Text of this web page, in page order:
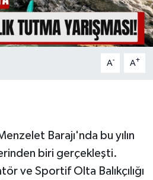
A- A+
Barajı'nda bu yılın
biri gerçekleşti.
ve Sportif Olta Balıkçılığı